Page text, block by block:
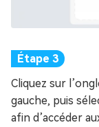
Cliquez sur
gauche, puis
afin d’accéder